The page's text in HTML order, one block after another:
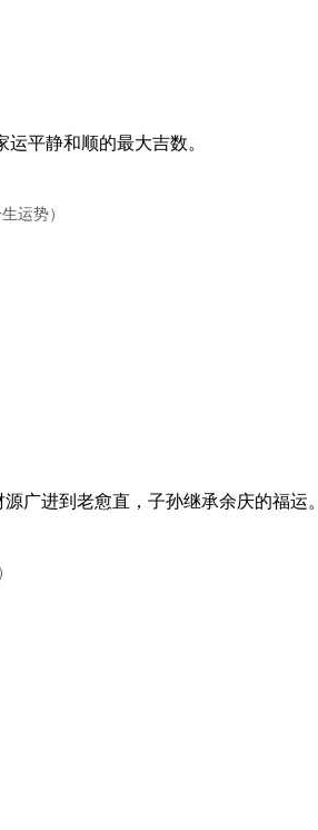
平静和顺的最大吉数。
运势）
进到老愈直，子孙继承余庆的福运。